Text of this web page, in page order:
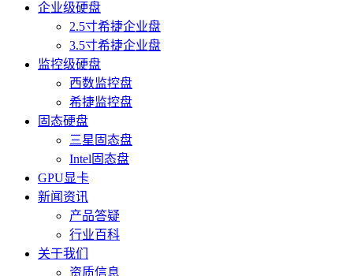
企业级硬盘
2.5寸希捷企业盘
3.5寸希捷企业盘
监控级硬盘
西数监控盘
希捷监控盘
固态硬盘
三星固态盘
Intel固态盘
GPU显卡
新闻资讯
产品答疑
行业百科
关于我们
资质信息